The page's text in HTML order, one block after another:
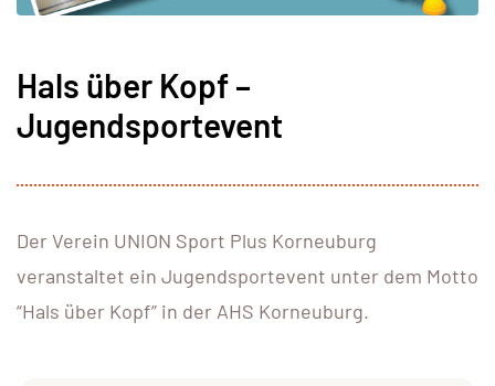
Hals über Kopf –
Jugendsportevent
Der Verein UNION Sport Plus Korneuburg
veranstaltet ein Jugendsportevent unter dem Motto
“Hals über Kopf” in der AHS Korneuburg.